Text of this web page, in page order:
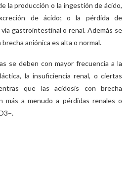
la producción o la ingestión de ácido,
de ácido; o la pérdida de
gastrointestinal o renal. Además se
aniónica es alta o normal.
se deben con mayor frecuencia a la
la insuficiencia renal, o ciertas
que las acidosis con brecha
más a menudo a pérdidas renales o